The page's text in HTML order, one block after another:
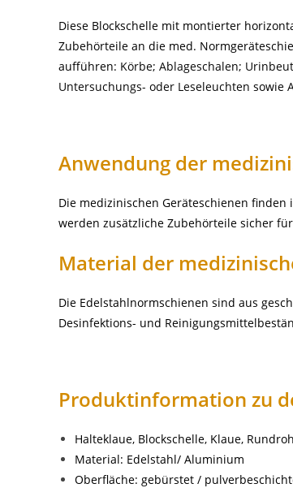
Diese Blockschelle mit montierter
Zubehörteile an die med.
aufführen: Körbe; Ablageschalen;
Untersuchungs- oder Leseleuchten sowie
Anwendung der
Die medizinischen Geräteschienen
werden zusätzliche Zubehörteile sicher
Material der
Die Edelstahlnormschienen sind aus
Desinfektions- und
Produktinformation zu
Halteklaue, Blockschelle, Klaue,
Material: Edelstahl/ Aluminium
Oberfläche: gebürstet /